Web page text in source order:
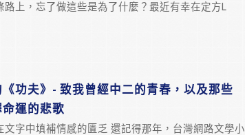
路上，忘了做這些是為了什麼？最近有幸在定方L
功夫》- 致我曾經中二的青春，以及那些
運的悲歌
文字中填補情感的匱乏 還記得那年，台灣網路文學小